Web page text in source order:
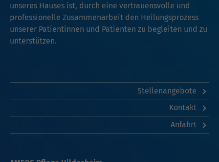
unseres Hauses ist, durch eine vertrauensvolle und
professionelle Zusammenarbeit den Heilungsprozess
unserer Patientinnen und Patienten zu begleiten und zu
unterstützen.
Stellenangebote
Kontakt
Anfahrt